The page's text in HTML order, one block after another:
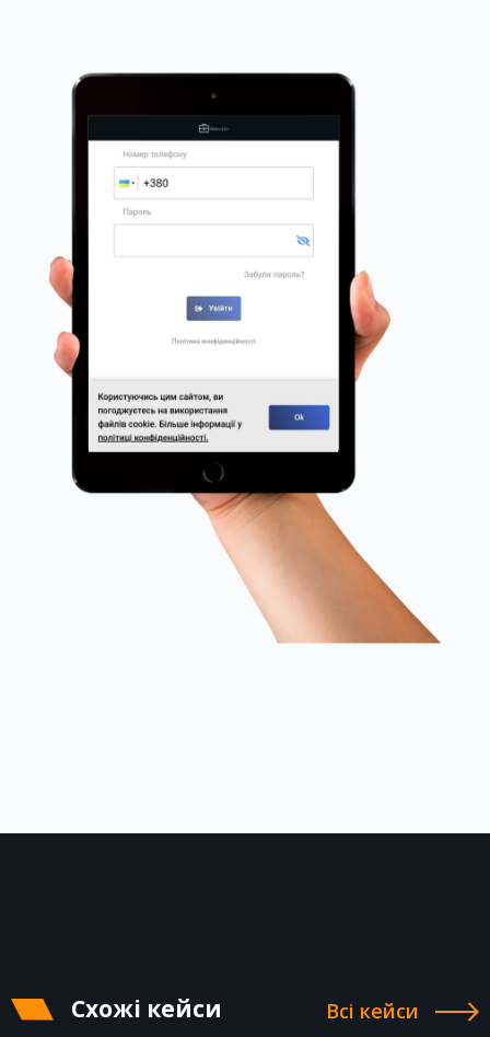
Схожі кейси Всі кейси